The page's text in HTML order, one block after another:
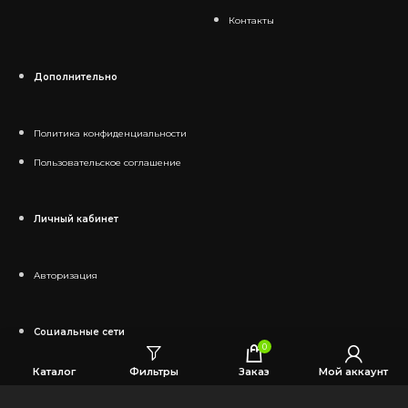
Контакты
Дополнительно
Политика конфиденциальности
Пользовательское соглашение
Личный кабинет
Авторизация
Социальные сети
Каталог Фильтры
0
Заказ Мой аккаунт